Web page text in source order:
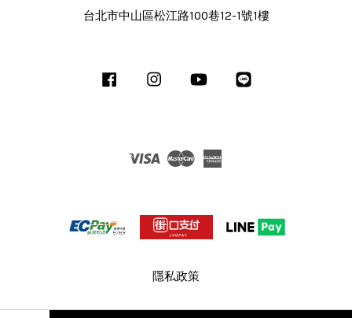
台北市中山區松江路100巷12-1號1樓
Facebook InstagramYouTube
Visa Master
隱私政策